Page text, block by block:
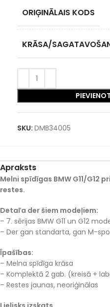
ORIĢINĀLAIS KODS
KRĀSA/
SKU: DMB34005
Apraksts
Melni spīdīgas BMW G11/G12
restes.
Detaľa der šiem modeļiem:
– 7. sērijas BMW G11 un G12
– Der gan standarta, gan M-
Īpašības:
– Melna spīdīga krāsa
– Komplektā 2 gab. (kreisā +
– Restes jaunas, neoriģinālas